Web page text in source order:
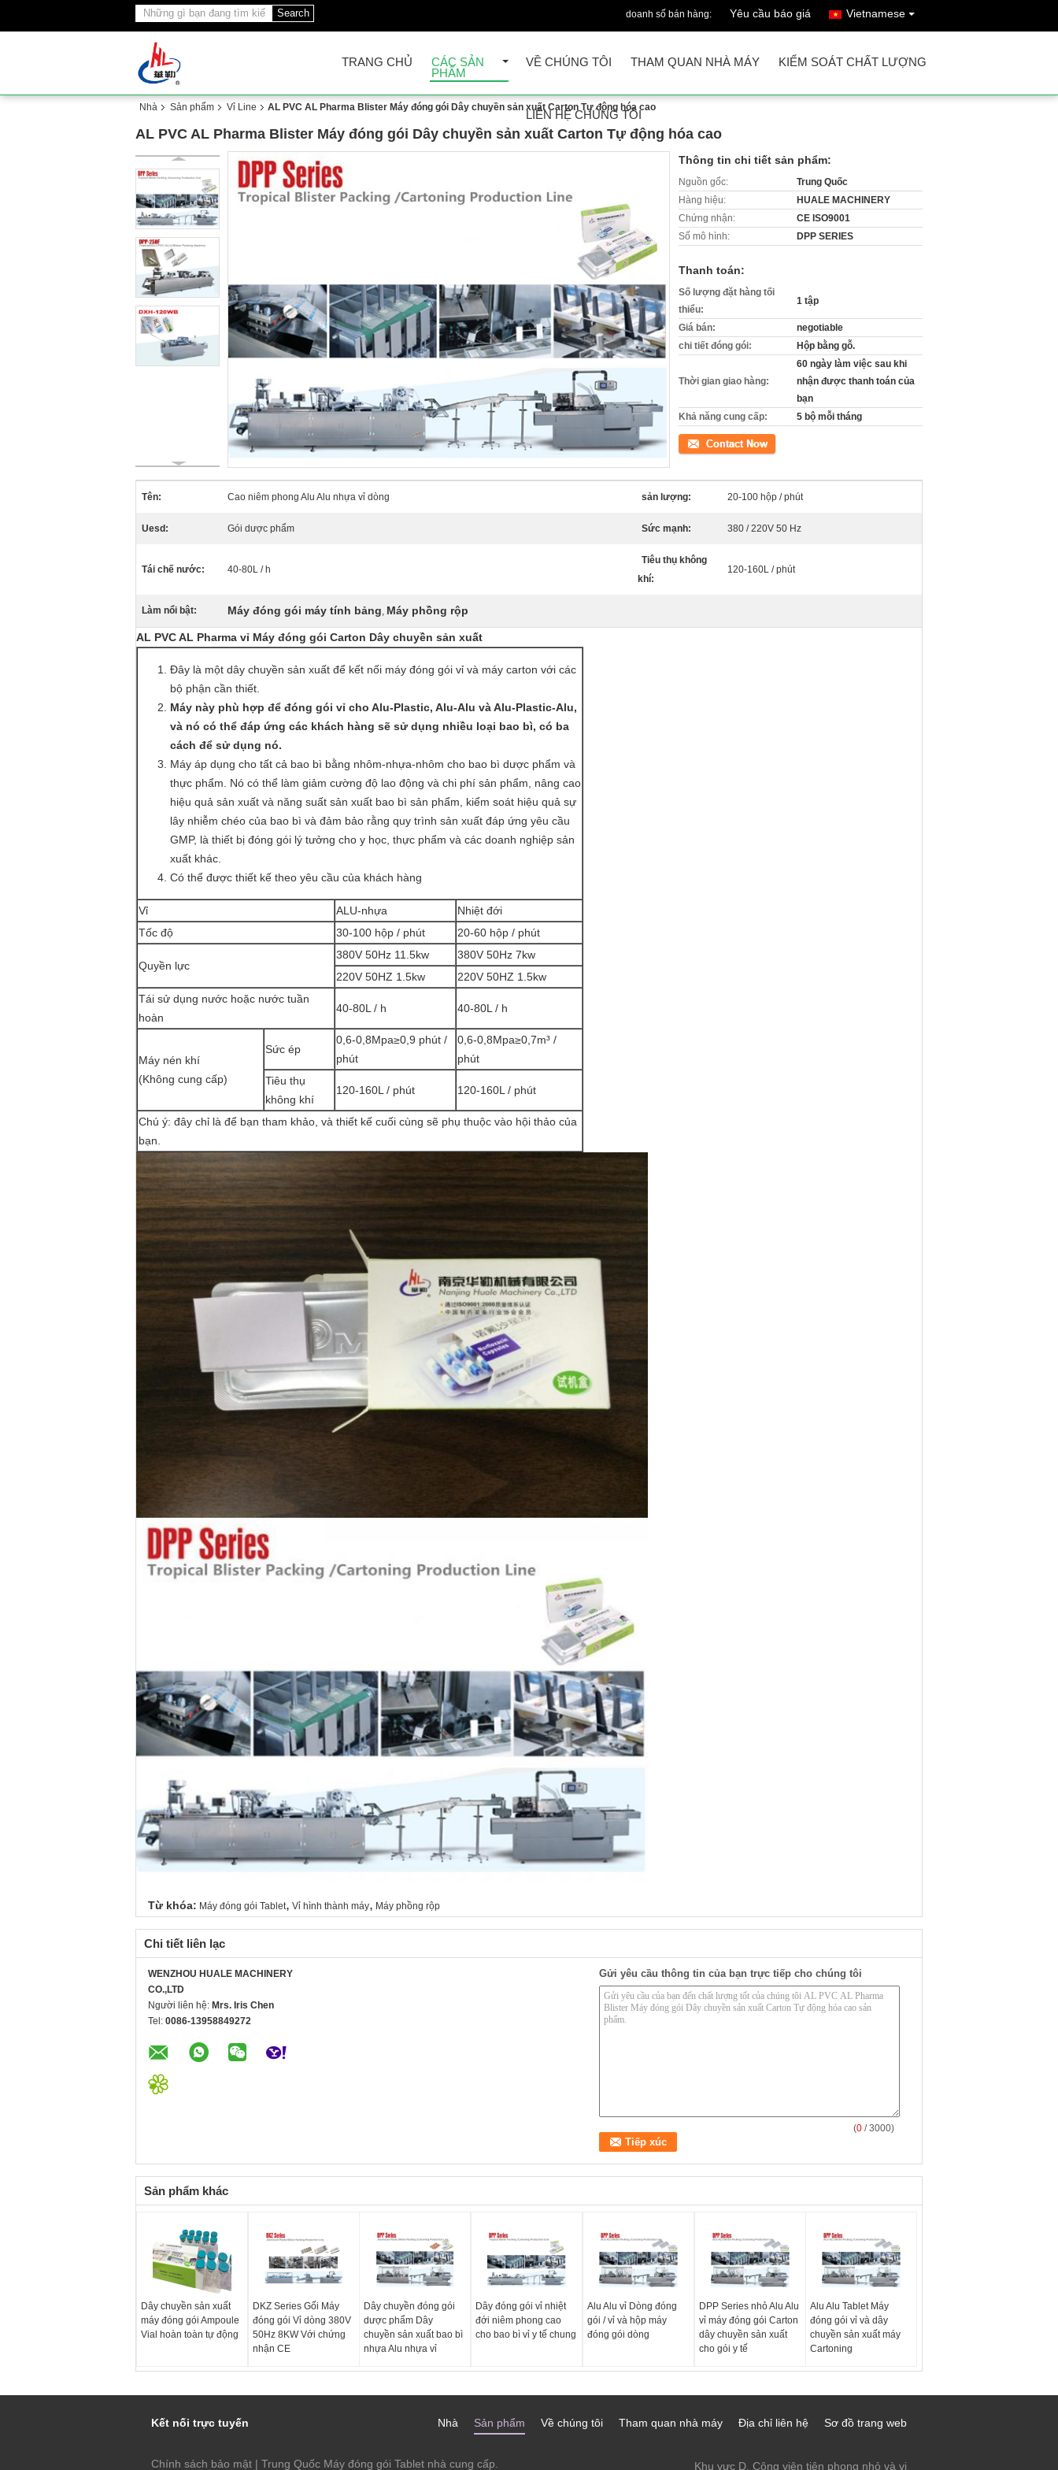
Search doanh số bán hàng: Yêu cầu báo giá Vietnamese
TRANG CHỦ
CÁC SẢN
PHẨM
VỀ CHÚNG TÔI THAM QUAN NHÀ MÁY KIỂM SOÁT CHẤT LƯỢNG
LIÊN HỆ CHÚNG TÔI
Nhà Sản phẩm Vỉ Line AL PVC AL Pharma Blister Máy đóng gói Dây chuyền sản xuất Carton Tự động hóa cao
AL PVC AL Pharma Blister Máy đóng gói Dây chuyền sản xuất Carton Tự động hóa cao
Thông tin chi tiết sản phẩm:
Nguồn gốc:
Trung Quốc
Hàng hiệu:
HUALE MACHINERY
Chứng nhận:
CE ISO9001
Số mô hình:
DPP SERIES
Thanh toán:
Số lượng đặt hàng tối
thiểu:
1 tập
Giá bán:
negotiable
chi tiết đóng gói:
Hộp bằng gỗ.
Thời gian giao hàng:
60 ngày làm việc sau khi
nhận được thanh toán của
bạn
Khả năng cung cấp:
5 bộ mỗi tháng
Tiếp xúc
Tên: Cao niêm phong Alu Alu nhựa vỉ dòng sản lượng: 20-100 hộp / phút
Uesd: Gói dược phẩm Sức mạnh: 380 / 220V 50 Hz
Tái chế nước: 40-80L / h
Tiêu thụ không
khí:
120-160L / phút
Làm nổi bật: Máy đóng gói máy tính bảng, Máy phồng rộp
AL PVC AL Pharma vỉ Máy đóng gói Carton Dây chuyền sản xuất
Đây là một dây chuyền sản xuất để kết nối máy đóng gói vỉ và máy carton với các
bộ phận cần thiết.
Máy này phù hợp để đóng gói vỉ cho Alu-Plastic, Alu-Alu và Alu-Plastic-Alu,
và nó có thể đáp ứng các khách hàng sẽ sử dụng nhiều loại bao bì, có ba
cách để sử dụng nó.
Máy áp dụng cho tất cả bao bì bằng nhôm-nhựa-nhôm cho bao bì dược phẩm và
thực phẩm. Nó có thể làm giảm cường độ lao động và chi phí sản phẩm, nâng cao
hiệu quả sản xuất và năng suất sản xuất bao bì sản phẩm, kiểm soát hiệu quả sự
lây nhiễm chéo của bao bì và đảm bảo rằng quy trình sản xuất đáp ứng yêu cầu
GMP, là thiết bị đóng gói lý tưởng cho y học, thực phẩm và các doanh nghiệp sản
xuất khác.
Có thể được thiết kế theo yêu cầu của khách hàng
Vỉ ALU-nhựa
Nhiệt đới
Tốc độ
30-100 hộp / phút 20-60 hộp / phút
Quyền lực
380V 50Hz 11.5kw
380V 50Hz 7kw
220V 50HZ 1.5kw
220V 50HZ 1.5kw
Tái sử dụng nước hoặc nước tuần
hoàn
40-80L / h 40-80L / h
Máy nén khí
(Không cung cấp)
Sức ép
0,6-0,8Mpa≥0,9 phút /
phút
0,6-0,8Mpa≥0,7m³ /
phút
Tiêu thụ
không khí
120-160L / phút 120-160L / phút
Chú ý: đây chỉ là để bạn tham khảo, và thiết kế cuối cùng sẽ phụ thuộc vào hội thảo của
bạn.
Từ khóa: Máy đóng gói Tablet, Vỉ hình thành máy, Máy phồng rộp
Chi tiết liên lạc
WENZHOU HUALE MACHINERY
CO.,LTD
Người liên hệ: Mrs. Iris Chen
Tel: 0086-13958849272
Gửi yêu cầu thông tin của bạn trực tiếp cho chúng tôi
(0 / 3000)
Sản phẩm khác
Dây chuyền sản xuất
máy đóng gói Ampoule
Vial hoàn toàn tự động
DKZ Series Gối Máy
đóng gói Vỉ dòng 380V
50Hz 8KW Với chứng
nhận CE
Dây chuyền đóng gói
dược phẩm Dây
chuyền sản xuất bao bì
nhựa Alu nhựa vỉ
Dây đóng gói vỉ nhiệt
đới niêm phong cao
cho bao bì vỉ y tế chung
Alu Alu vỉ Dòng đóng
gói / vỉ và hộp máy
đóng gói dòng
DPP Series nhỏ Alu Alu
vỉ máy đóng gói Carton
dây chuyền sản xuất
cho gói y tế
Alu Alu Tablet Máy
đóng gói vỉ và dây
chuyền sản xuất máy
Cartoning
Kết nối trực tuyến Sơ đồ trang web
Địa chỉ liên hệ
Tham quan nhà máy
Về chúng tôi
Sản phẩm
Nhà
Chính sách bảo mật | Trung Quốc Máy đóng gói Tablet nhà cung cấp.
Khu vực D, Công viên tiên phong nhỏ và vi